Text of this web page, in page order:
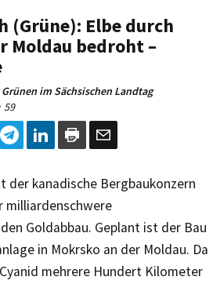
(Grüne): Elbe durch
Moldau bedroht –
im Sächsischen Landtag
59
der kanadische Bergbaukonzern
milliardenschwere
Goldabbau. Geplant ist der Bau
in Mokrsko an der Moldau. Da
mehrere Hundert Kilometer